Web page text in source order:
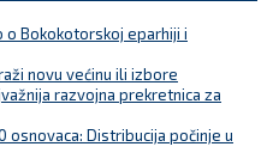
o Bokokotorskoj eparhiji i
novu većinu ili izbore
razvojna prekretnica za
osnovaca: Distribucija počinje u